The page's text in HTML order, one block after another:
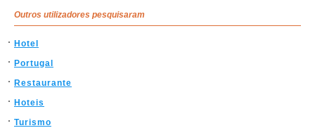
Outros utilizadores pesquisaram
Hotel
Portugal
Restaurante
Hoteis
Turismo